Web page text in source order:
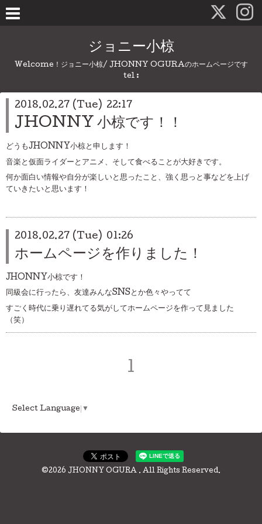
ジョニー小椋
Welcome！ジョニー小椋/ JHONNY OGURAのホームページです
tel :
2018.02.27 (Tue) 22:17
JHONNY 小椋です！！
どうもJHONNY小椋と申します！
音楽と仮面ライダーとアニメ、そして食べることが大好きです。
何か面白い情報や自分が楽しいと思ったこと、強く思っと事などを上げ
ていきたいと思います！
2018.02.27 (Tue) 01:26
ホームページを作りました！
JHONNY小椋です！
同級会に行ったら、友達みんなSNSとか色々やってて
すごく時代に乗り遅れてる気がしてホームページを作って見ました
（笑）
1
Select Language ▼
©2026 JHONNY OGURA . All Rights Reserved.